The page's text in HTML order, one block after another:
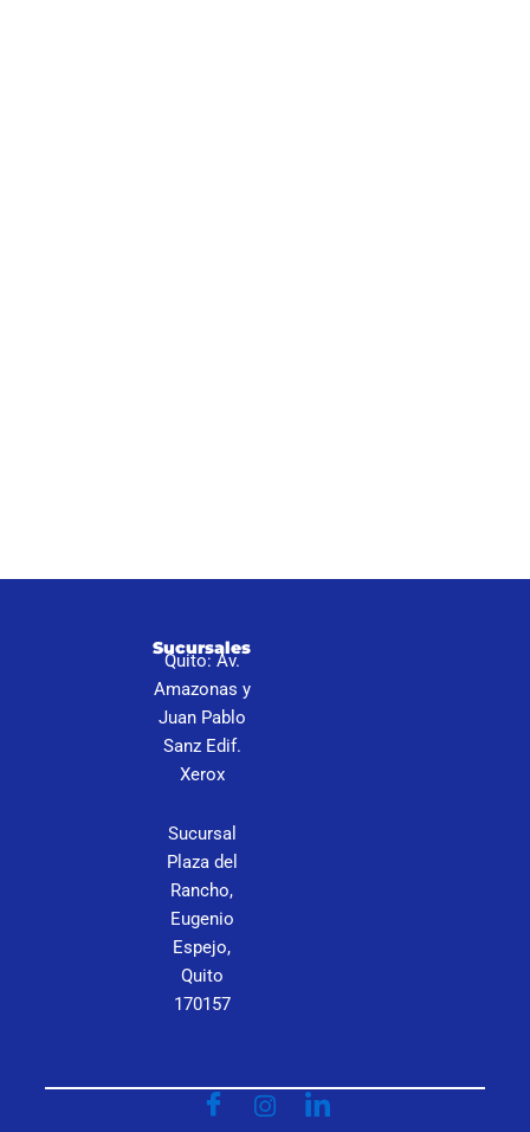
Sucursales
Quito: Av.
Amazonas y
Juan Pablo
Sanz Edif.
Xerox
Sucursal
Plaza del
Rancho,
Eugenio
Espejo,
Quito
170157